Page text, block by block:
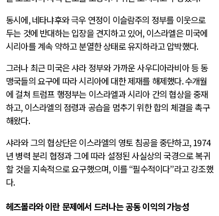
동시에,네타냐후와 극우 연정이 이슬람주의 정부를 이웃으로
두는 것에 반대하는 입장을 견지하고 있어, 이스라엘은 미국에
시리아를 계속 약하고 분열한 상태로 유지하라고 압박했다.
그러나 최근 미국은 샤라 정부와 가까운 사우디아라비아 등 동
맹국들의 요구에 따라 시리아에 대한 제재를 해제했다.수개월
에 걸쳐 트럼프 행정부는 이스라엘과 시리아 간의 협상을 중재
하고, 이스라엘의 점령과 공습을 멈추기 위한 합의 체결을 촉구
해왔다.
샤라와 그의 협상단은 이스라엘의 영토 침공을 중단하고, 1974
년 병력 분리 협정과 그에 따라 설정된 사실상의 국경으로 복귀
할 것을 지속적으로 요구했으며, 이를“필수적이다”라고 강조했
다.
헤즈볼라와 이란 문제에서 드러나는 공동 이익의 가능성